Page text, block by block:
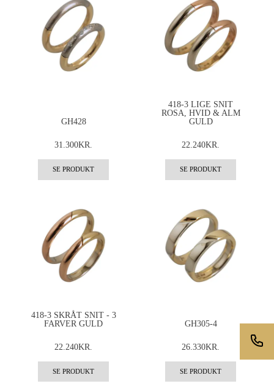
GH428
31.300KR.
SE PRODUKT
418-3 LIGE SNIT
ROSA, HVID & ALM
GULD
22.240KR.
SE PRODUKT
418-3 SKRÅT SNIT - 3
FARVER GULD
22.240KR.
SE PRODUKT
GH305-4
26.330KR.
SE PRODUKT